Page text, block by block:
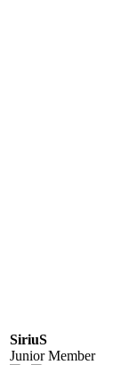
SiriuS
Junior Member